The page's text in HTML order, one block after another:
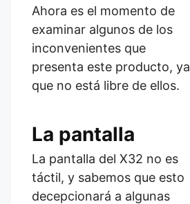
Ahora es el momento de
examinar algunos de los
inconvenientes que
presenta este producto, ya
que no está libre de ellos.
La pantalla
La pantalla del X32 no es
táctil, y sabemos que esto
decepcionará a algunas